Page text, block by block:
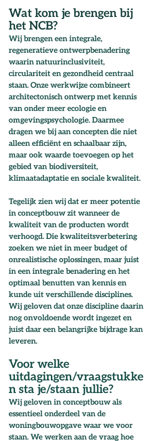
Wat kom je brengen bij
het NCB?
Wij brengen een integrale,
regeneratieve ontwerpbenadering
waarin natuurinclusiviteit,
circulariteit en gezondheid centraal
staan. Onze werkwijze combineert
architectonisch ontwerp met kennis
van onder meer ecologie en
omgevingspsychologie. Daarmee
dragen we bij aan concepten die niet
alleen efficiënt en schaalbaar zijn,
maar ook waarde toevoegen op het
gebied van biodiversiteit,
klimaatadaptatie en sociale kwaliteit.
Tegelijk zien wij dat er meer potentie
in conceptbouw zit wanneer de
kwaliteit van de producten wordt
verhoogd. Die kwaliteitsverbetering
zoeken we niet in meer budget of
onrealistische oplossingen, maar juist
in een integrale benadering en het
optimaal benutten van kennis en
kunde uit verschillende disciplines.
Wij geloven dat onze discipline daarin
nog onvoldoende wordt ingezet en
juist daar een belangrijke bijdrage kan
leveren.
Voor welke
uitdagingen/vraagstukke
n sta je/staan jullie?
Wij geloven in conceptbouw als
essentieel onderdeel van de
woningbouwopgave waar we voor
staan. We werken aan de vraag hoe